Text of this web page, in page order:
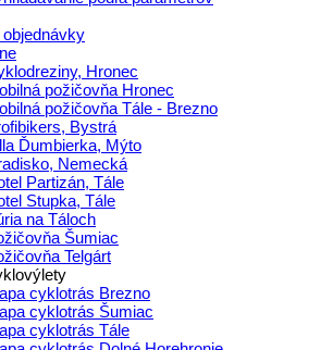
objednávky
Hronec
požičovňa Hronec
požičovňa Tále - Brezno
Bystrá
Ďumbierka, Mýto
Nemecká
Partizán, Tále
Stupka, Tále
na Táloch
Šumiac
Telgárt
cyklotrás Brezno
cyklotrás Šumiac
cyklotrás Tále